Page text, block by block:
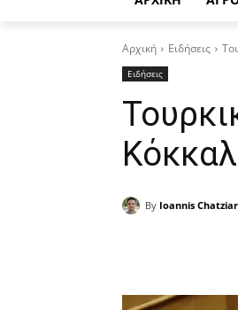
Αρχική Ειδήσεις
Ειδήσεις
By Ioannis